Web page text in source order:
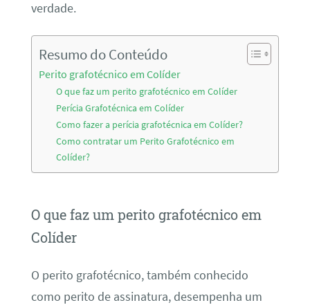
verdade.
Resumo do Conteúdo
Perito grafotécnico em Colíder
O que faz um perito grafotécnico em Colíder
Perícia Grafotécnica em Colíder
Como fazer a perícia grafotécnica em Colíder?
Como contratar um Perito Grafotécnico em
Colíder?
O que faz um perito grafotécnico em
Colíder
O perito grafotécnico, também conhecido
como perito de assinatura, desempenha um